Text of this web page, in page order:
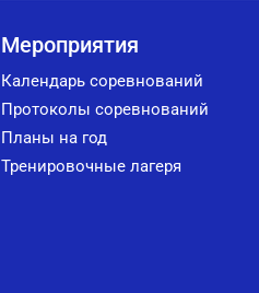
Мероприятия
Календарь соревнований
Протоколы соревнований
Планы на год
Тренировочные лагеря